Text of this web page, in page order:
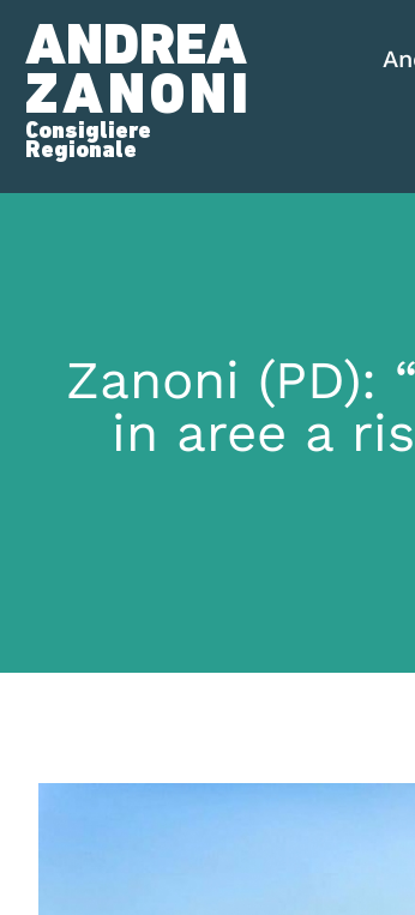
ANDREA
ZANONI
Consigliere
Regionale
Zanoni (PD):
in aree a